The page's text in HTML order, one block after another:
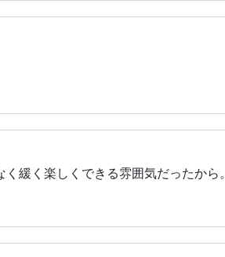
緩く楽しくできる雰囲気だったから。